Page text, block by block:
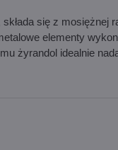
się z
elementy
żyrandol idealnie